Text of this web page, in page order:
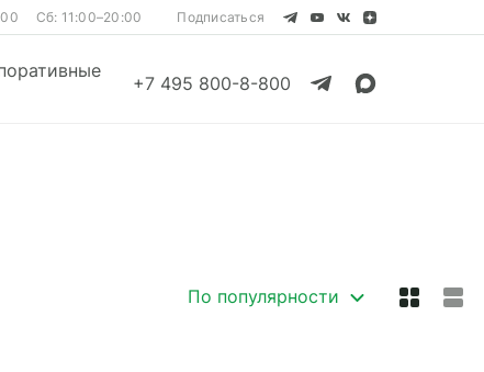
Сб: 11:00–20:00 Подписаться
+7 495 800-8-800
По популярности